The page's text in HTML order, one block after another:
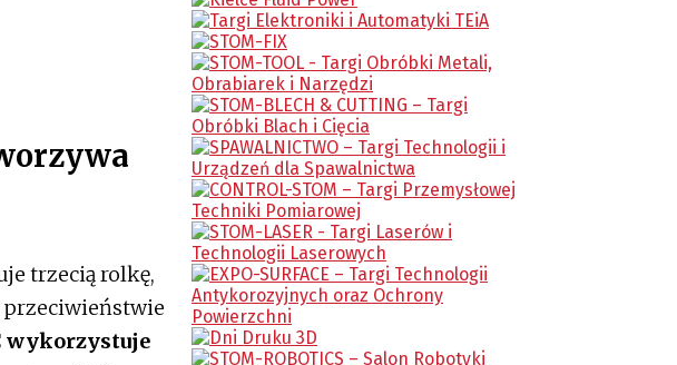
trzecią rolkę,
przeciwieństwie
wykorzystuje